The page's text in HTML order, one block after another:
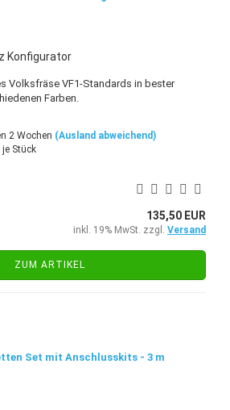
Konfigurator
Volksfräse VF1-Standards in bester
Farben.
2 Wochen (Ausland abweichend)
je Stück
135,50 EUR
inkl. 19% MwSt. zzgl. Versand
ZUM ARTIKEL